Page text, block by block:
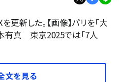
更新した。【画像】パリを「大
有真 東京2025では「7人
文を見る